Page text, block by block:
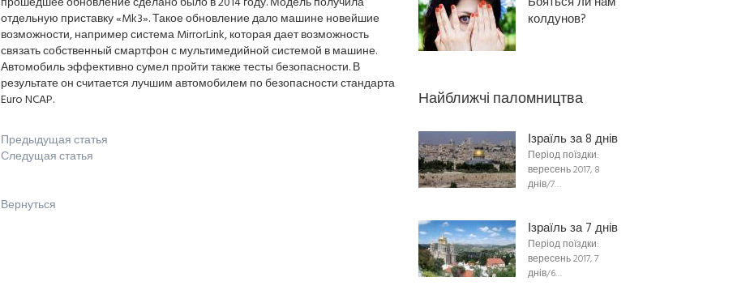
отдельную приставку «Mk3». Такое обновление дало машине новейшие
возможности, например система MirrorLink, которая дает возможность
связать собственный смартфон с мультимедийной системой в машине.
Автомобиль эффективно сумел пройти также тесты безопасности. В
результате он считается лучшим автомобилем по безопасности стандарта
Euro NCAP.
Предыдущая статья
Следущая статья
Вернуться
колдунов?
Найближчі паломництва
Ізраїль за 8 днів
Період поїздки:
вересень 2017, 8
днів/7…
Ізраїль за 7 днів
Період поїздки:
вересень 2017, 7
днів/6…